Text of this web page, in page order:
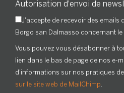
Autorisation d'envoi de
J'accepte de recevoir des emails
Borgo san Dalmasso concernant
Vous pouvez vous désabonner à
lien dans le bas de page de nos e-
d'informations sur nos pratiques
sur le site web de MailChimp.